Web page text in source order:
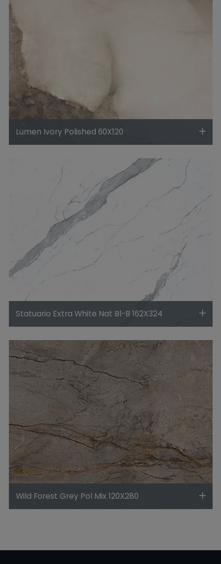
Lumen Ivory Polished 60X120
Statuario Extra White Nat Bl-B 162X324
Wild Forest Grey Pol Mix 120X280